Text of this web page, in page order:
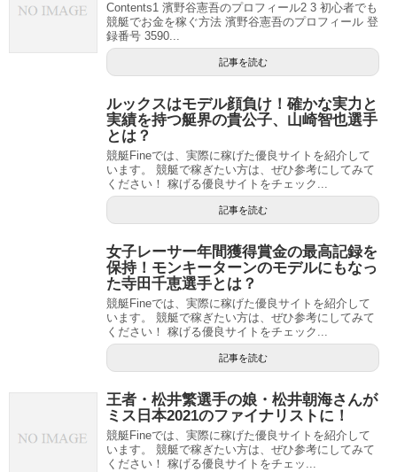
Contents1 濱野谷憲吾のプロフィール2 3 初心者でも
競艇でお金を稼ぐ方法 濱野谷憲吾のプロフィール 登
録番号 3590...
記事を読む
ルックスはモデル顔負け！確かな実力と
実績を持つ艇界の貴公子、山崎智也選手
とは？
競艇Fineでは、実際に稼げた優良サイトを紹介して
います。 競艇で稼ぎたい方は、ぜひ参考にしてみて
ください！ 稼げる優良サイトをチェック...
記事を読む
女子レーサー年間獲得賞金の最高記録を
保持！モンキーターンのモデルにもなっ
た寺田千恵選手とは？
競艇Fineでは、実際に稼げた優良サイトを紹介して
います。 競艇で稼ぎたい方は、ぜひ参考にしてみて
ください！ 稼げる優良サイトをチェック...
記事を読む
王者・松井繁選手の娘・松井朝海さんが
ミス日本2021のファイナリストに！
競艇Fineでは、実際に稼げた優良サイトを紹介して
います。 競艇で稼ぎたい方は、ぜひ参考にしてみて
ください！ 稼げる優良サイトをチェッ...